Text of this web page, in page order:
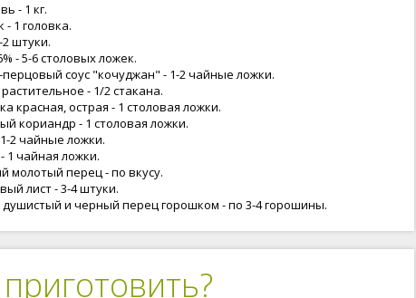
- 1 кг.
- 1 головка.
2 штуки.
- 5-6 столовых ложек.
соус "кочуджан" - 1-2 чайные ложки.
- 1/2 стакана.
красная, острая - 1 столовая ложки.
кориандр - 1 столовая ложки.
2 чайные ложки.
1 чайная ложки.
молотый перец - по вкусу.
лист - 3-4 штуки.
и черный перец горошком - по 3-4 горошины.